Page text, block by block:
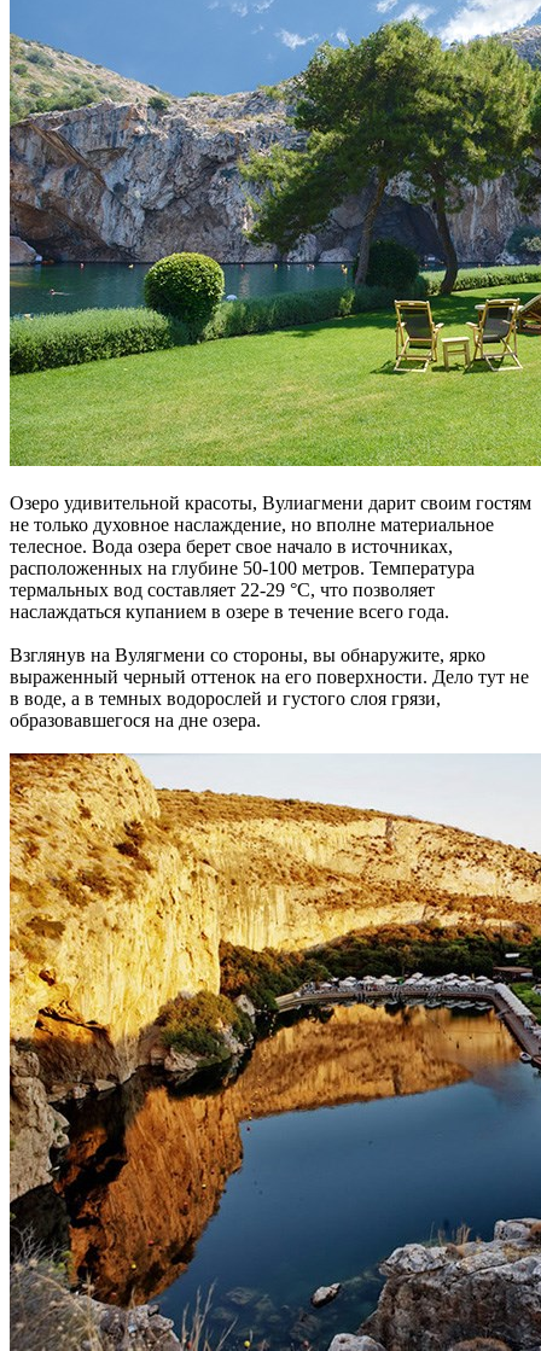
Озеро удивительной красоты, Вулиагмени дарит своим гостям
не только духовное наслаждение, но вполне материальное
телесное. Вода озера берет свое начало в источниках,
расположенных на глубине 50-100 метров. Температура
термальных вод составляет 22-29 °C, что позволяет
наслаждаться купанием в озере в течение всего года.
Взглянув на Вулягмени со стороны, вы обнаружите, ярко
выраженный черный оттенок на его поверхности. Дело тут не
в воде, а в темных водорослей и густого слоя грязи,
образовавшегося на дне озера.